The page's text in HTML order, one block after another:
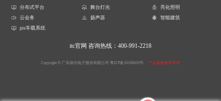
分布式平台
舞台灯光
亮化照明
云会务
扬声器
智能建筑
pis车载系统
itc官网 咨询热线：400-991-2218
Copyright © 广东保伦电子股份有限公司 粤ICP备16106620号 产品参数解释声明